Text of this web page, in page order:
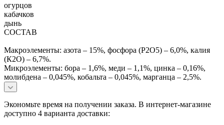
огурцов
кабачков
дынь
СОСТАВ
Макроэлементы: азота – 15%, фосфора (Р2О5) – 6,0%, калия
(К2О) – 6,7%.
Микроэлементы: бора – 1,6%, меди – 1,1%, цинка – 0,16%,
молибдена – 0,045%, кобальта – 0,045%, марганца – 2,5%.
Экономьте время на получении заказа. В интернет-магазине
доступно 4 варианта доставки: